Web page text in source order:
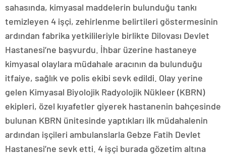
sahasında, kimyasal maddelerin bulunduğu tankı
temizleyen 4 işçi, zehirlenme belirtileri göstermesinin
ardından fabrika yetkilileriyle birlikte Dilovası Devlet
Hastanesi’ne başvurdu. İhbar üzerine hastaneye
kimyasal olaylara müdahale aracının da bulunduğu
itfaiye, sağlık ve polis ekibi sevk edildi. Olay yerine
gelen Kimyasal Biyolojik Radyolojik Nükleer (KBRN)
ekipleri, özel kıyafetler giyerek hastanenin bahçesinde
bulunan KBRN ünitesinde yaptıkları ilk müdahalenin
ardından işçileri ambulanslarla Gebze Fatih Devlet
Hastanesi’ne sevk etti. 4 işçi burada gözetim altına